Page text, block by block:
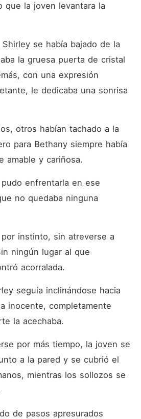
que la joven levantara la
se había bajado de la
la gruesa puerta de cristal
con una expresión
le dedicaba una sonrisa
otros habían tachado a la
para Bethany siempre había
amable y cariñosa.
enfrentarla en ese
no quedaba ninguna
instinto, sin atreverse a
ningún lugar al que
acorralada.
seguía inclinándose hacia
inocente, completamente
la acechaba.
por más tiempo, la joven se
a la pared y se cubrió el
mientras los sollozos se
de pasos apresurados